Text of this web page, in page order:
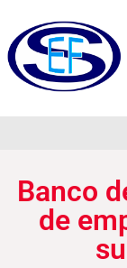
Banco
de